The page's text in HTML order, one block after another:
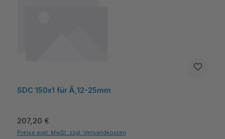
SDC 150x1 für Ã¸12-25mm
Regulärer Preis:
207,20 €
Preise exkl. MwSt. zzgl. Versandkosten